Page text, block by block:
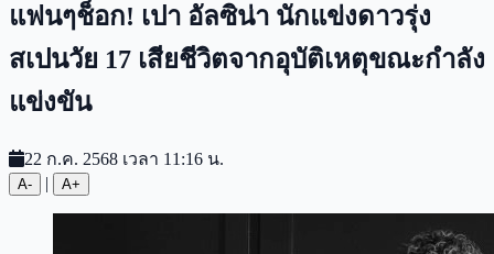
แฟนๆช็อก! เปา อัลซิน่า นักแข่งดาวรุ่ง
สเปนวัย 17 เสียชีวิตจากอุบัติเหตุขณะกำลัง
แข่งขัน
22 ก.ค. 2568 เวลา 11:16 น.
A- | A+